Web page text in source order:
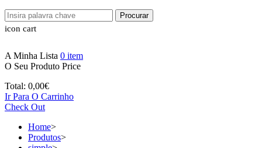
Procurar
icon cart
A Minha Lista 0 item
O Seu Produto Price
Total: 0,00€
Ir Para O Carrinho
Check Out
Home>
Produtos>